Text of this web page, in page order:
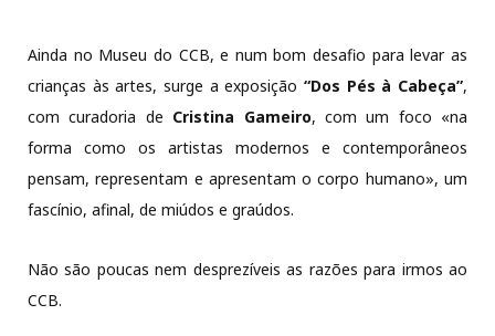
Ainda no Museu do CCB, e num bom desafio para levar as
crianças às artes, surge a exposição “Dos Pés à Cabeça”,
com curadoria de Cristina Gameiro, com um foco «na
forma como os artistas modernos e contemporâneos
pensam, representam e apresentam o corpo humano», um
fascínio, afinal, de miúdos e graúdos.
Não são poucas nem desprezíveis as razões para irmos ao
CCB.